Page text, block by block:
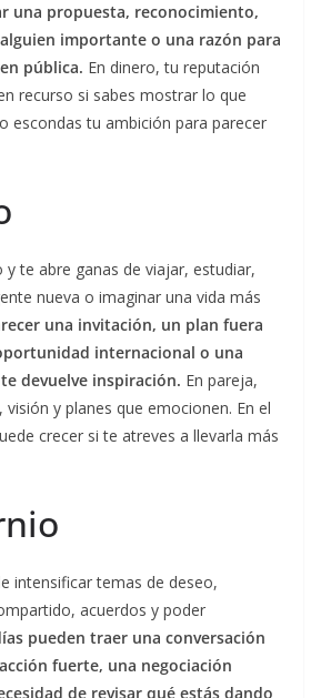
una propuesta, reconocimiento,
importante o una razón para
pública. En dinero, tu reputación
recurso si sabes mostrar lo que
escondas tu ambición para parecer
y te abre ganas de viajar, estudiar,
nueva o imaginar una vida más
una invitación, un plan fuera
internacional o una
devuelve inspiración. En pareja,
y planes que emocionen. En el
crecer si te atreves a llevarla más
intensificar temas de deseo,
acuerdos y poder
pueden traer una conversación
fuerte, una negociación
de revisar qué estás dando